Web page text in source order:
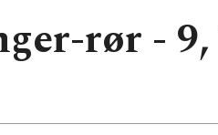
rør - 9,